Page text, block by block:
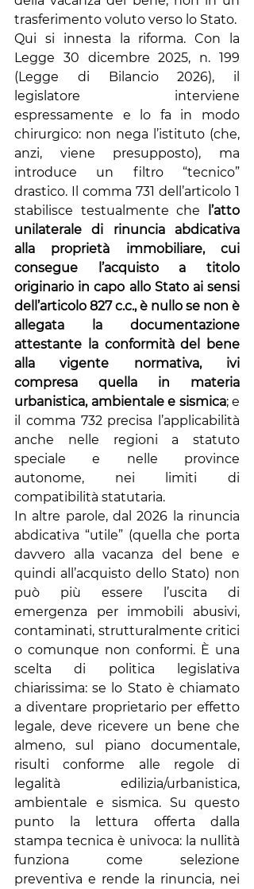
trasferimento voluto verso lo Stato.
Qui si innesta la riforma. Con la
Legge 30 dicembre 2025, n. 199
(Legge di Bilancio 2026), il
legislatore interviene
espressamente e lo fa in modo
chirurgico: non nega l’istituto (che,
anzi, viene presupposto), ma
introduce un filtro “tecnico”
drastico. Il comma 731 dell’articolo 1
stabilisce testualmente che
l’atto
unilaterale di rinuncia abdicativa
alla proprietà immobiliare, cui
consegue l’acquisto a titolo
originario in capo allo Stato ai sensi
dell’articolo 827 c.c., è nullo se non è
allegata la documentazione
attestante la conformità del bene
alla vigente normativa, ivi
compresa quella in materia
urbanistica, ambientale e sismica; e
il comma 732 precisa l’applicabilità
anche nelle regioni a statuto
speciale e nelle province
autonome, nei limiti di
compatibilità statutaria.
In altre parole, dal 2026 la rinuncia
abdicativa “utile” (quella che porta
davvero alla vacanza del bene e
quindi all’acquisto dello Stato) non
può più essere l’uscita di
emergenza per immobili abusivi,
contaminati, strutturalmente critici
o comunque non conformi. È una
scelta di politica legislativa
chiarissima: se lo Stato è chiamato
a diventare proprietario per effetto
legale, deve ricevere un bene che
almeno, sul piano documentale,
risulti conforme alle regole di
legalità edilizia/urbanistica,
ambientale e sismica. Su questo
punto la lettura offerta dalla
stampa tecnica è univoca: la nullità
funziona come selezione
preventiva e rende la rinuncia, nei